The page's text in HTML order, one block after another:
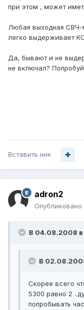
при этом , может
Любая выходная СВЧ-
легко выдерживает
Да, бывают и не
не включал?
Вставить ник
adron2
Опубликовано
В 04.08.2008 в
В
Скорее всего
5300 равно 2
попробывать